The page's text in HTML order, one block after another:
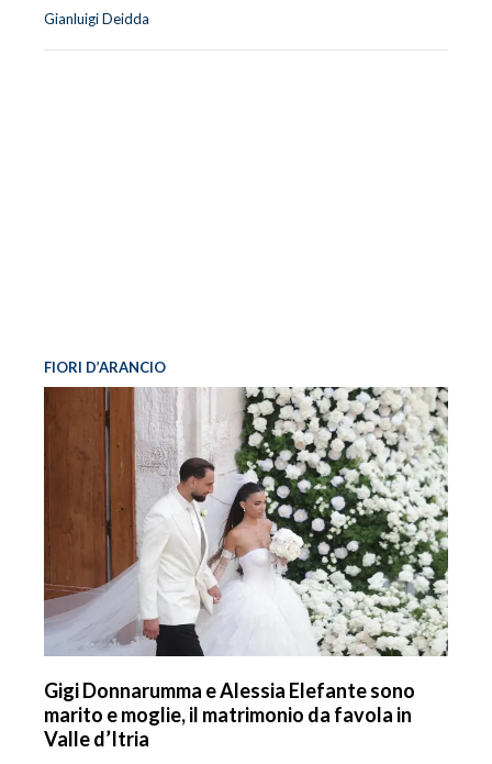
Gianluigi Deidda
FIORI D’ARANCIO
Gigi Donnarumma e Alessia Elefante sono
marito e moglie, il matrimonio da favola in
Valle d’Itria